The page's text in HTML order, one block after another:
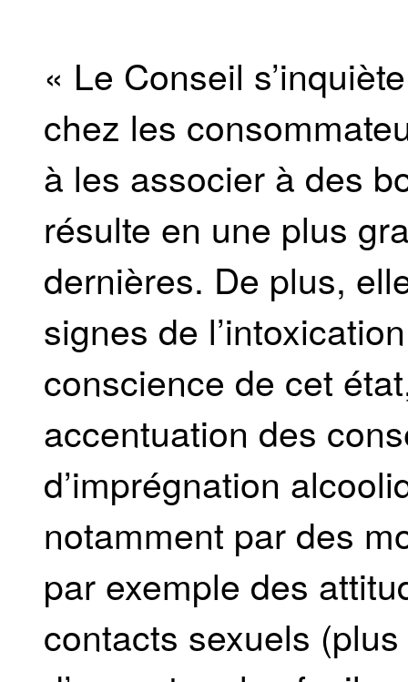
« Le Conseil
chez les
à les associer à des
résulte en une plus
dernières. De plus,
signes de
conscience de cet
accentuation des
d’imprégnation
notamment par des
par exemple des
contacts sexuels